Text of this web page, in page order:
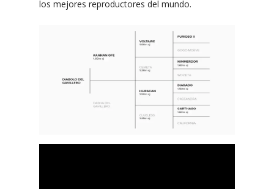
los mejores reproductores del mundo.